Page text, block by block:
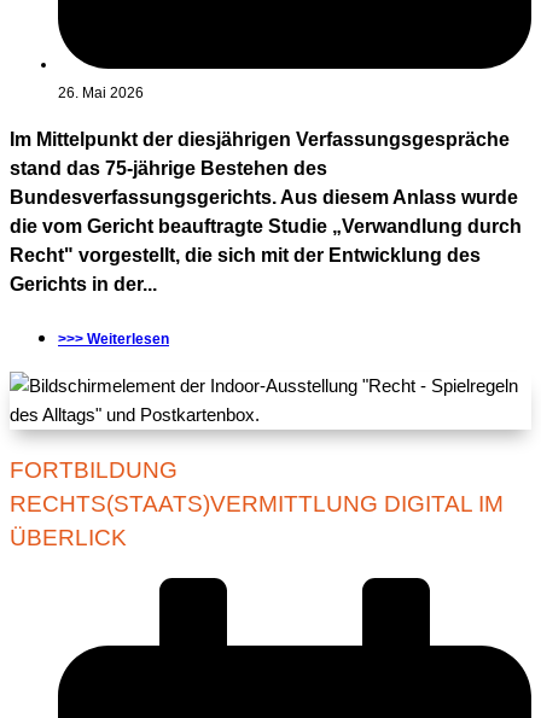
26. Mai 2026
Im Mittelpunkt der diesjährigen Verfassungsgespräche
stand das 75-jährige Bestehen des
Bundesverfassungsgerichts. Aus diesem Anlass wurde
die vom Gericht beauftragte Studie „Verwandlung durch
Recht" vorgestellt, die sich mit der Entwicklung des
Gerichts in der...
>>> Weiterlesen
FORTBILDUNG
RECHTS(STAATS)VERMITTLUNG DIGITAL IM
ÜBERLICK